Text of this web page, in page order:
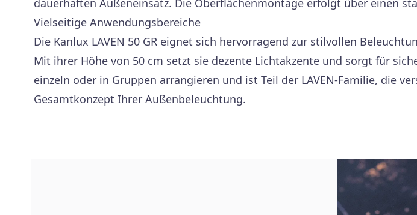
dauerhaften Außeneinsatz. Die Oberflächenmontage erfolgt über einen
Vielseitige Anwendungsbereiche
Die Kanlux LAVEN 50 GR eignet sich hervorragend zur stilvollen
Mit ihrer Höhe von 50 cm setzt sie dezente Lichtakzente und sorgt für
einzeln oder in Gruppen arrangieren und ist Teil der LAVEN-Familie, die
Gesamtkonzept Ihrer Außenbeleuchtung.